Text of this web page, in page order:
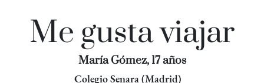
Me gusta viajar
María Gómez, 17 años
Colegio Senara (Madrid)